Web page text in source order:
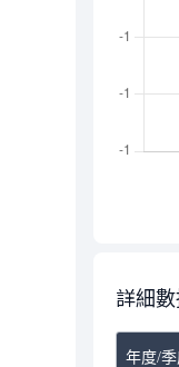
詳細
年度/